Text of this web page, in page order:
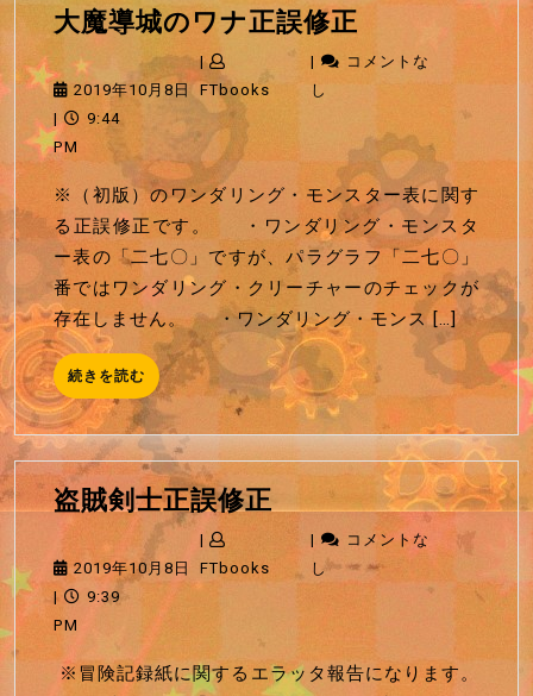
大魔導城のワナ正誤修正
魔
導
の
ワ
ナ
正
誤
修
正
2019年10月8日2019
10
月
8
日
|
FTbooksFTbooks
|
コメントな
し
|
9:44
PM
※（初版）のワンダリング・モンスター表に関す
る正誤修正です。 ・ワンダリング・モンスタ
ー表の「二七〇」ですが、パラグラフ「二七〇」
番ではワンダリング・クリーチャーのチェックが
存在しません。 ・ワンダリング・モンス […]
続きを読む 続
き
を
読
む
盗賊剣士正誤修正盗
士
誤
修
2019年10月8日 2019
年
8
|
FTbooksFTbooks
|
コメントな
し
|
9:39
PM
※冒険記録紙に関するエラッタ報告になります。